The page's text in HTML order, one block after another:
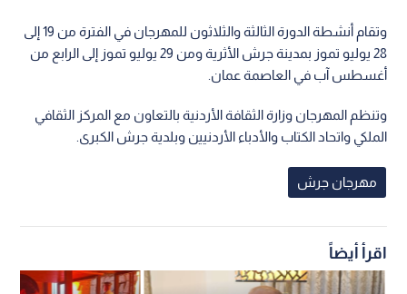
وتقام أنشطة الدورة الثالثة والثلاثون للمهرجان في الفترة من 19 إلى
28 يوليو تموز بمدينة جرش الأثرية ومن 29 يوليو تموز إلى الرابع من
أغسطس آب في العاصمة عمان.
وتنظم المهرجان وزارة الثقافة الأردنية بالتعاون مع المركز الثقافي
الملكي واتحاد الكتاب والأدباء الأردنيين وبلدية جرش الكبرى.
مهرجان جرش
اقرأ أيضاً